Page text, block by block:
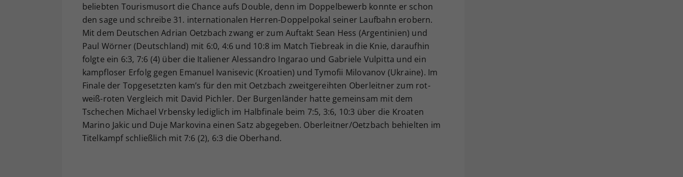
beliebten Tourismusort die Chance aufs Double, denn im Doppelbewerb konnte er schon
den sage und schreibe 31. internationalen Herren-Doppelpokal seiner Laufbahn erobern.
Mit dem Deutschen Adrian Oetzbach zwang er zum Auftakt Sean Hess (Argentinien) und
Paul Wörner (Deutschland) mit 6:0, 4:6 und 10:8 im Match Tiebreak in die Knie, daraufhin
folgte ein 6:3, 7:6 (4) über die Italiener Alessandro Ingarao und Gabriele Vulpitta und ein
kampfloser Erfolg gegen Emanuel Ivanisevic (Kroatien) und Tymofii Milovanov (Ukraine). Im
Finale der Topgesetzten kam’s für den mit Oetzbach zweitgereihten Oberleitner zum rot-
weiß-roten Vergleich mit David Pichler. Der Burgenländer hatte gemeinsam mit dem
Tschechen Michael Vrbensky lediglich im Halbfinale beim 7:5, 3:6, 10:3 über die Kroaten
Marino Jakic und Duje Markovina einen Satz abgegeben. Oberleitner/Oetzbach behielten im
Titelkampf schließlich mit 7:6 (2), 6:3 die Oberhand.